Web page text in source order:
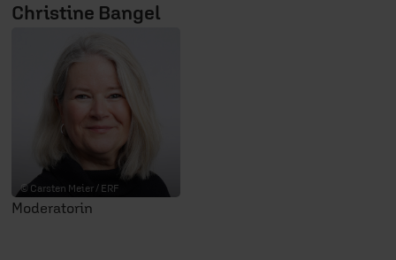
Christine Bangel
© Carsten Meier / ERF
Moderatorin